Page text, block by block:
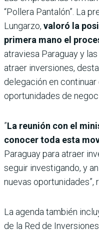
“Pollera Pantalón”. La
Lungarzo, valoró la
primera mano el
atraviesa Paraguay y
atraer inversiones,
delegación en
oportunidades de
”La reunión con el
conocer toda esta
Paraguay para atraer
seguir investigando, y
nuevas oportunidades”,
La agenda también
de la Red de